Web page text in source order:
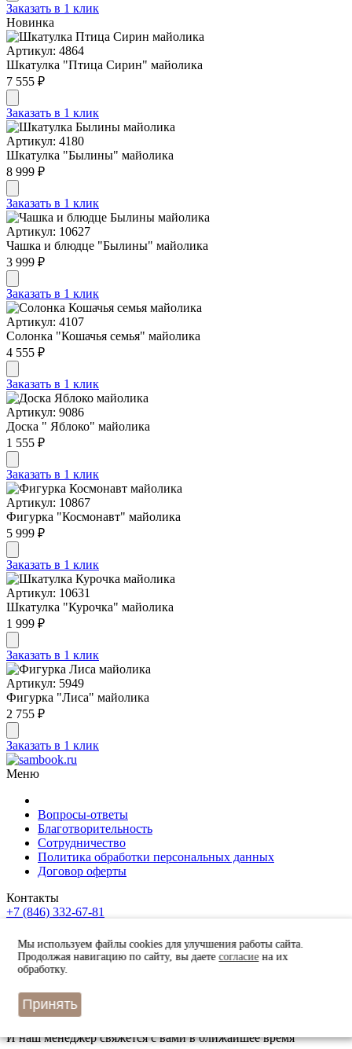
Заказать в 1 клик
Новинка
Артикул: 4864
Шкатулка "Птица Сирин" майолика
7 555 ₽
Заказать в 1 клик
Артикул: 4180
Шкатулка "Былины" майолика
8 999 ₽
Заказать в 1 клик
Артикул: 10627
Чашка и блюдце "Былины" майолика
3 999 ₽
Заказать в 1 клик
Артикул: 4107
Солонка "Кошачья семья" майолика
4 555 ₽
Заказать в 1 клик
Артикул: 9086
Доска " Яблоко" майолика
1 555 ₽
Заказать в 1 клик
Артикул: 10867
Фигурка "Космонавт" майолика
5 999 ₽
Заказать в 1 клик
Артикул: 10631
Шкатулка "Курочка" майолика
1 999 ₽
Заказать в 1 клик
Артикул: 5949
Фигурка "Лиса" майолика
2 755 ₽
Заказать в 1 клик
Меню
Вопросы-ответы
Благотворительность
Сотрудничество
Политика обработки персональных данных
Договор оферты
Контакты
+7 (846) 332-67-81
Получить консультацию
Заказать звонок
Остались вопросы? Закажите звонок и мы перезвоним Вам.
Разработка сайта Лидогенератор
Закажите звонок
И наш менеджер свяжется с вами в ближайшее время
Мы используем файлы cookies для улучшения работы сайта.
Продолжая навигацию по сайту, вы даетесогласиена их
обработку.
Принять